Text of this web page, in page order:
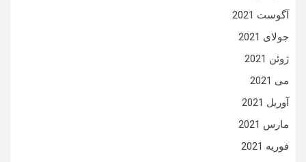
آگوست 2021
جولای 2021
ژوئن 2021
می 2021
آوریل 2021
مارس 2021
فوریه 2021